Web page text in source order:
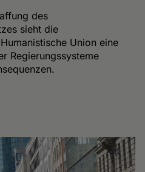
des
sieht die
Union eine
Regierungssysteme